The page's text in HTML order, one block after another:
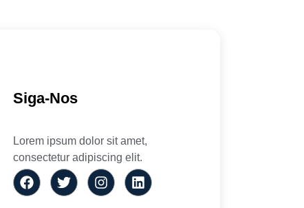
Siga-Nos
Lorem ipsum dolor sit amet,
consectetur adipiscing elit.